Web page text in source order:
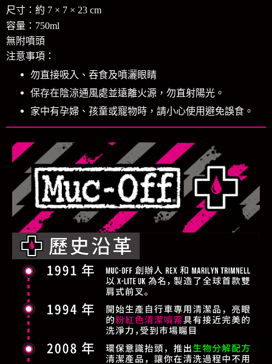
尺寸：約 7 × 7 × 23 cm
容量：750ml
無附噴頭
注意事項：
勿直接吸入、吞食及噴灑眼睛
保存在陰涼通風處並遠離火源，勿直射陽光。
家中有孕婦、孩童或寵物時，請小心使用避免誤食。